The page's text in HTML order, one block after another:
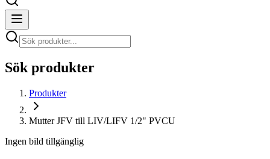
Sök produkter
Produkter
Mutter JFV till LIV/LIFV 1/2" PVCU
Ingen bild tillgänglig